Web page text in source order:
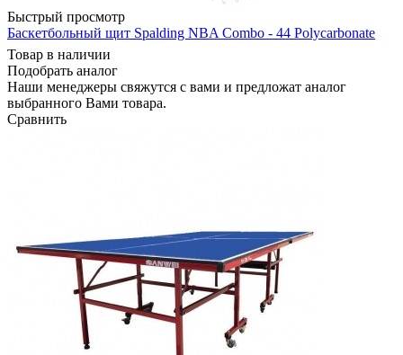
Быстрый просмотр
Баскетбольный щит Spalding NBA Combo - 44 Polycarbonate
Товар в наличии
Подобрать аналог
Наши менеджеры свяжутся с вами и предложат аналог
выбранного Вами товара.
Сравнить